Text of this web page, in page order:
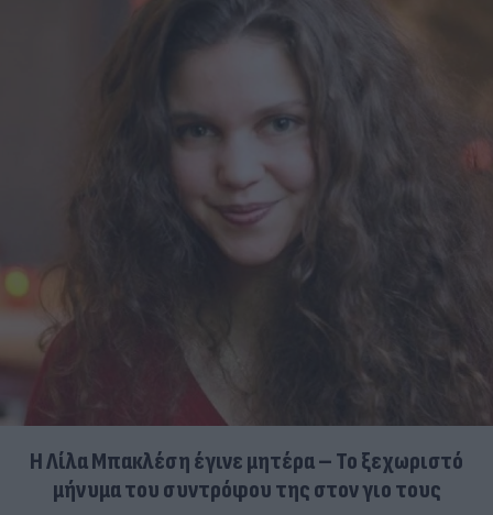
Η Λίλα Μπακλέση έγινε μητέρα – Το ξεχωριστό
μήνυμα του συντρόφου της στον γιο τους